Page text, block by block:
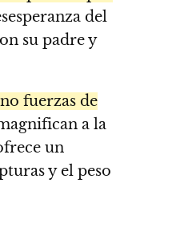
del
su padre y
fuerzas de
a la
un
y el peso